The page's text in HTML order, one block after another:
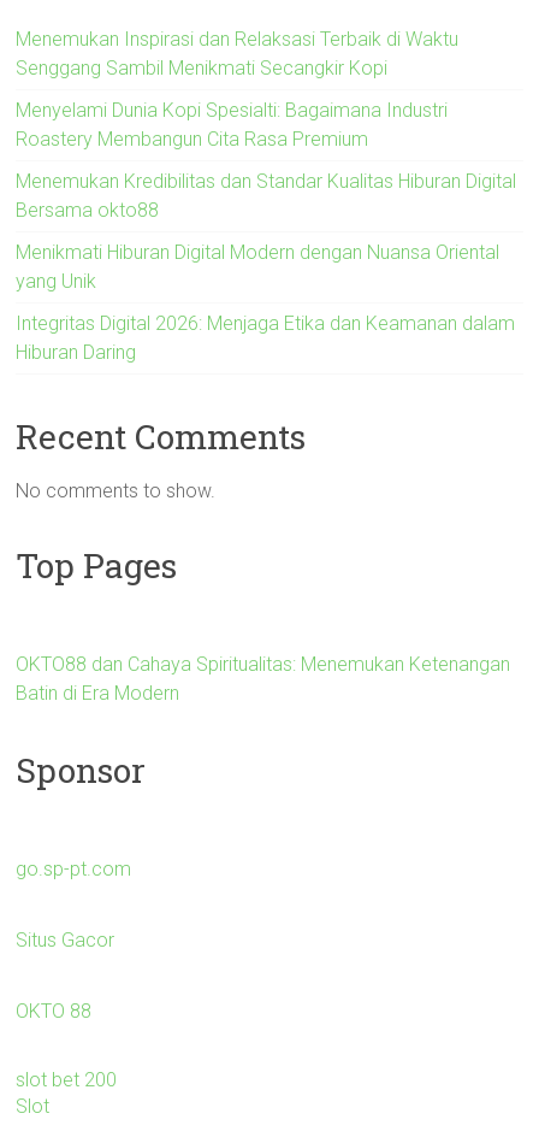
Menemukan Inspirasi dan Relaksasi Terbaik di Waktu
Senggang Sambil Menikmati Secangkir Kopi
Menyelami Dunia Kopi Spesialti: Bagaimana Industri
Roastery Membangun Cita Rasa Premium
Menemukan Kredibilitas dan Standar Kualitas Hiburan Digital
Bersama okto88
Menikmati Hiburan Digital Modern dengan Nuansa Oriental
yang Unik
Integritas Digital 2026: Menjaga Etika dan Keamanan dalam
Hiburan Daring
Recent Comments
No comments to show.
Top Pages
OKTO88 dan Cahaya Spiritualitas: Menemukan Ketenangan
Batin di Era Modern
Sponsor
go.sp-pt.com
Situs Gacor
OKTO 88
slot bet 200
Slot